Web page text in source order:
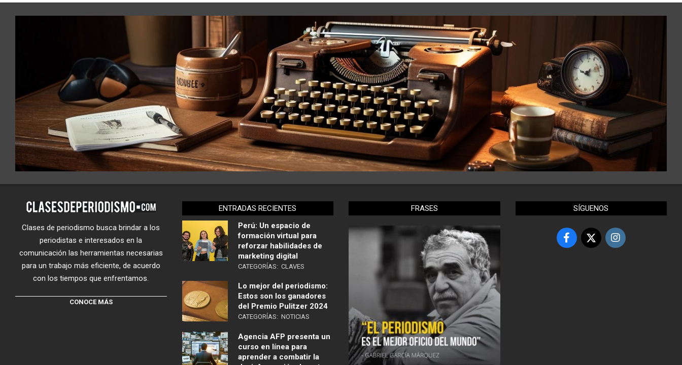
Clases de periodismo busca brindar a los
periodistas e interesados en la
comunicación las herramientas necesarias
para un trabajo más eficiente, de acuerdo
con los tiempos que enfrentamos.
CONOCE MÁS
ENTRADAS RECIENTES
Perú: Un espacio de
formación virtual para
reforzar habilidades de
marketing digital
CATEGORÍAS: CLAVES
Lo mejor del periodismo:
Estos son los ganadores
del Premio Pulitzer 2024
CATEGORÍAS: NOTICIAS
Agencia AFP presenta un
curso en línea para
aprender a combatir la
FRASES SÍGUENOS